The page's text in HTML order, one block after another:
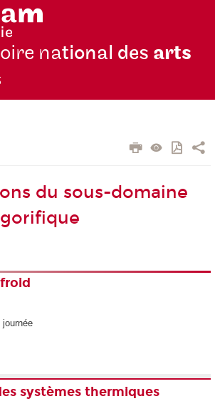
national des arts
du sous-domaine
journée
systèmes thermiques